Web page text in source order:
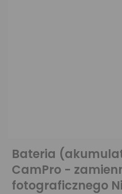
Bateria
CamPro -
fotograficznego